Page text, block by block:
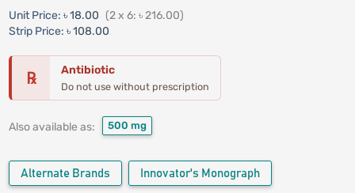
Unit Price: ৳ 18.00 (2 x 6: ৳ 216.00)
Strip Price: ৳ 108.00
℞ Antibiotic
Do not use without prescription
Also available as: 500 mg
Alternate Brands Innovator's Monograph